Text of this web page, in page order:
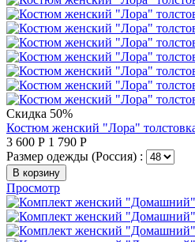
Скидка 50%
Костюм женский "Лора"
3 600 Р 1 790 Р
Размер одежды (Россия) :
В корзину
Просмотр